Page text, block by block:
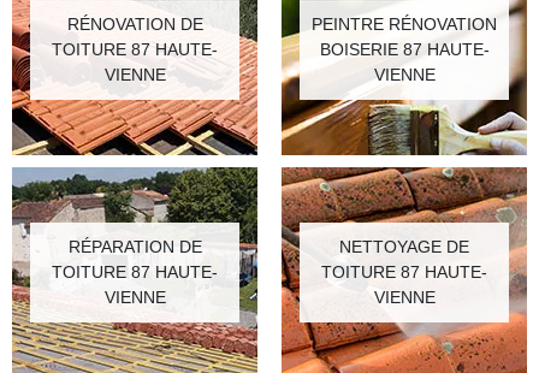
RÉNOVATION DE
TOITURE 87 HAUTE-
VIENNE
PEINTRE RÉNOVATION
BOISERIE 87 HAUTE-
VIENNE
RÉPARATION DE
TOITURE 87 HAUTE-
VIENNE
NETTOYAGE DE
TOITURE 87 HAUTE-
VIENNE